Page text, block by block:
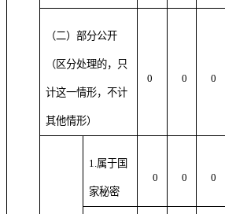
（二）部分公开
（区分处理的，只
计这一情形，不计
其他情形）
0 0 0
1.属于国
家秘密
0 0 0